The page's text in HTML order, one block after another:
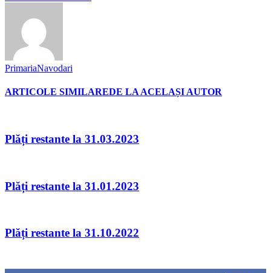
PrimariaNavodari
ARTICOLE SIMILAREDE LA ACELAȘI AUTOR
Plăți restante la 31.03.2023
Plăți restante la 31.01.2023
Plăți restante la 31.10.2022